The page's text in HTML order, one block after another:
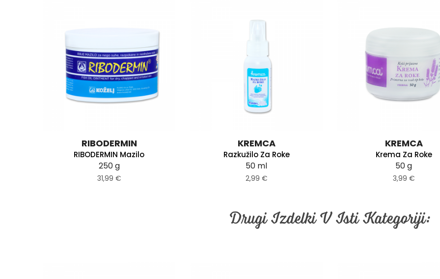
RIBODERMIN
RIBODERMIN Mazilo
250 g
31,99 €
KREMCA
Razkužilo Za Roke
50 ml
2,99 €
KREMCA
Krema Za Roke
50 g
3,99 €
Drugi Izdelki V Isti Kategoriji: